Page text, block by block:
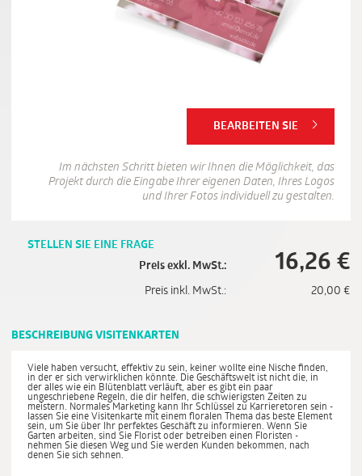
BEARBEITEN SIE
Im nächsten Schritt bieten wir Ihnen die Möglichkeit, das
Projekt durch die Eingabe Ihrer eigenen Daten, Ihres Logos
und Ihrer Fotos individuell zu gestalten.
STELLEN SIE EINE FRAGE
Preis exkl. MwSt.:
16,26 €
Preis inkl. MwSt.: 20,00 €
BESCHREIBUNG VISITENKARTEN
Viele haben versucht, effektiv zu sein, keiner wollte eine Nische finden,
in der er sich verwirklichen könnte. Die Geschäftswelt ist nicht die, in
der alles wie ein Blütenblatt verläuft, aber es gibt ein paar
ungeschriebene Regeln, die dir helfen, die schwierigsten Zeiten zu
meistern. Normales Marketing kann Ihr Schlüssel zu Karrieretoren sein -
lassen Sie eine Visitenkarte mit einem floralen Thema das beste Element
sein, um Sie über Ihr perfektes Geschäft zu informieren. Wenn Sie
Garten arbeiten, sind Sie Florist oder betreiben einen Floristen -
nehmen Sie diesen Weg und Sie werden Kunden bekommen, nach
denen Sie sich sehnen.